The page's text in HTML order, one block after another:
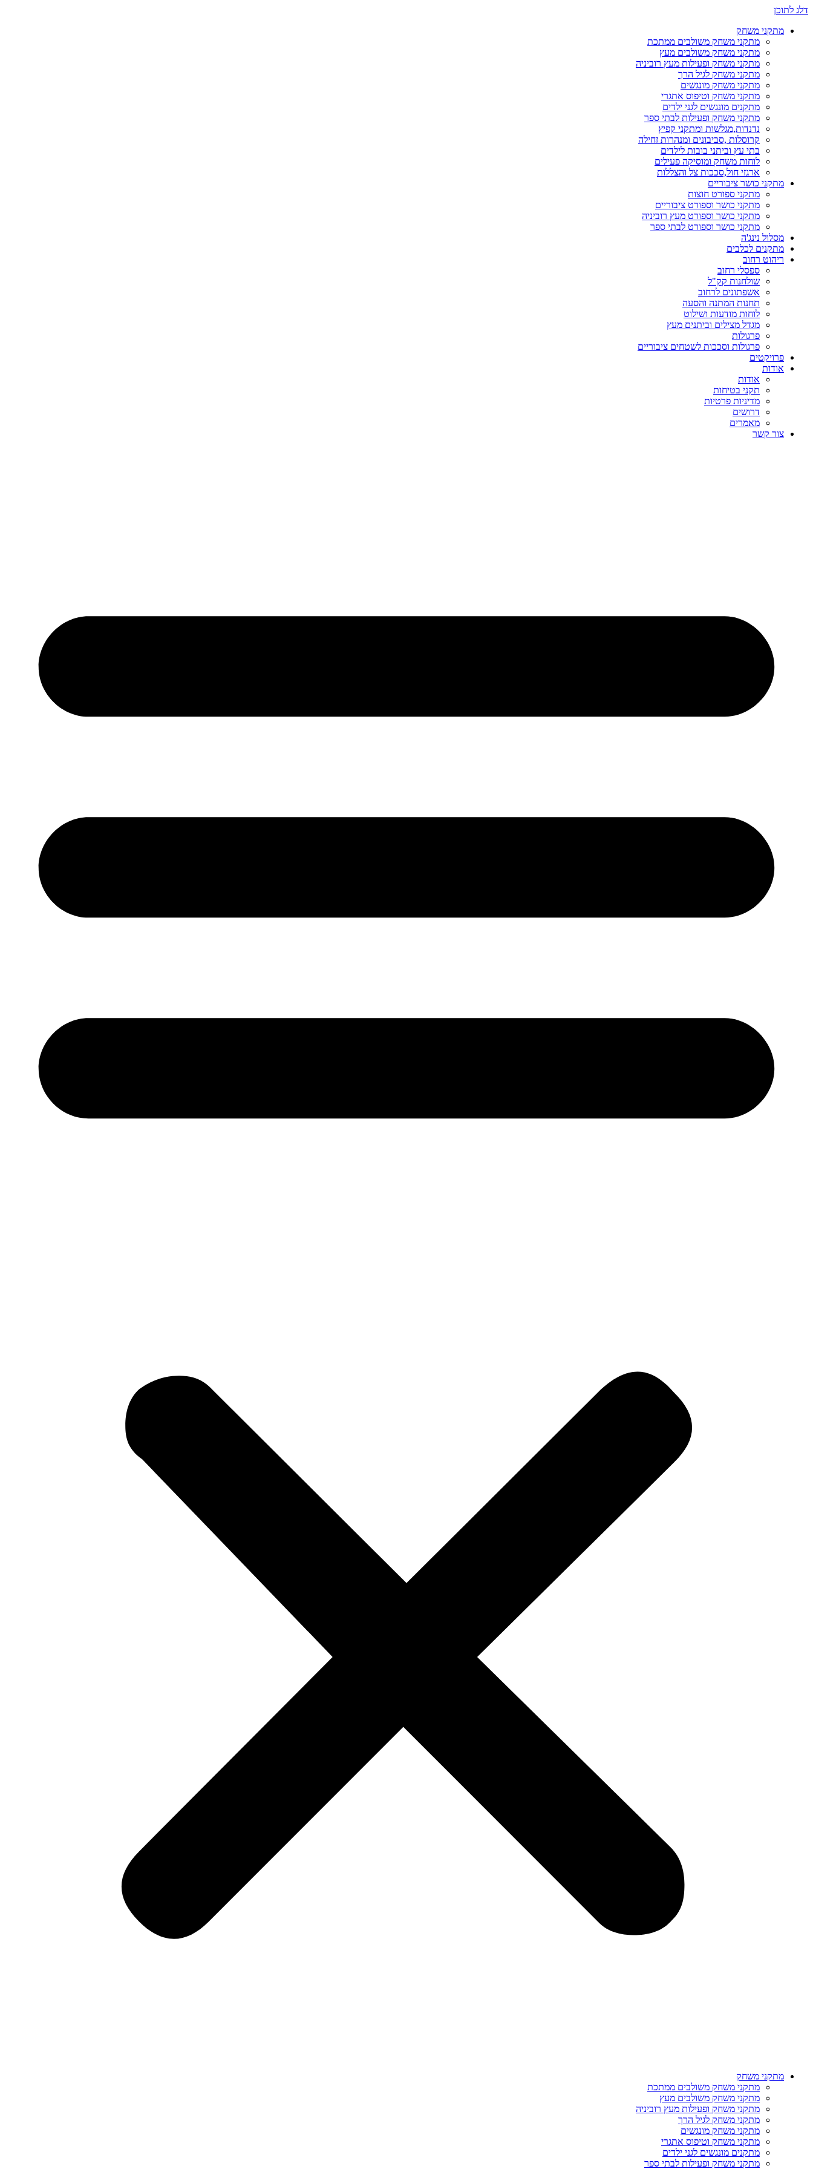
דלג לתוכן
מתקני משחק
מתקני משחק משולבים ממתכת
מתקני משחק משולבים מעץ
מתקני משחק ופעילות מעץ רוביניה
מתקני משחק לגיל הרך
מתקני משחק מונגשים
מתקני משחק וטיפוס אתגרי
מתקנים מונגשים לגני ילדים
מתקני משחק ופעילות לבתי ספר
נדנדות,מגלשות ומתקני קפיץ
קרוסלות ,סביבונים ומנהרות זחילה
בתי עץ וביתני בובות לילדים
לוחות משחק ומוסיקה פעילים
ארגזי חול,סככות צל והצללות
מתקני כושר ציבוריים
מתקני ספורט חוצות
מתקני כושר וספורט ציבוריים
מתקני כושר וספורט מעץ רוביניה
מתקני כושר וספורט לבתי ספר
מסלול נינג'ה
מתקנים לכלבים
ריהוט רחוב
ספסלי רחוב
שולחנות קק"ל
אשפתונים לרחוב
תחנות המתנה והסעה
לוחות מודעות ושילוט
מגדל מצילים וביתנים מעץ
פרגולות
פרגולות וסככות לשטחים ציבוריים
פרויקטים
אודות
אודות
תקני בטיחות
מדיניות פרטיות
דרושים
מאמרים
צור קשר
מתקני משחק
מתקני משחק משולבים ממתכת
מתקני משחק משולבים מעץ
מתקני משחק ופעילות מעץ רוביניה
מתקני משחק לגיל הרך
מתקני משחק מונגשים
מתקני משחק וטיפוס אתגרי
מתקנים מונגשים לגני ילדים
מתקני משחק ופעילות לבתי ספר